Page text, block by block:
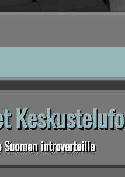
introverteille